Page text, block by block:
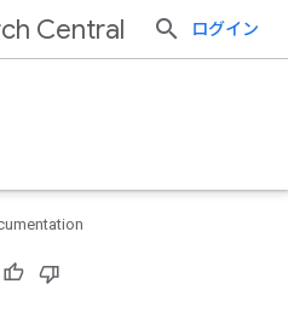
Central ログイン